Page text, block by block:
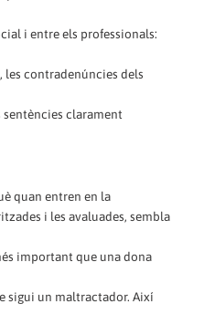
i entre els professionals:
contradenúncies dels
sentències clarament
quan entren en la
i les avaluades, sembla
important que una dona
sigui un maltractador. Així